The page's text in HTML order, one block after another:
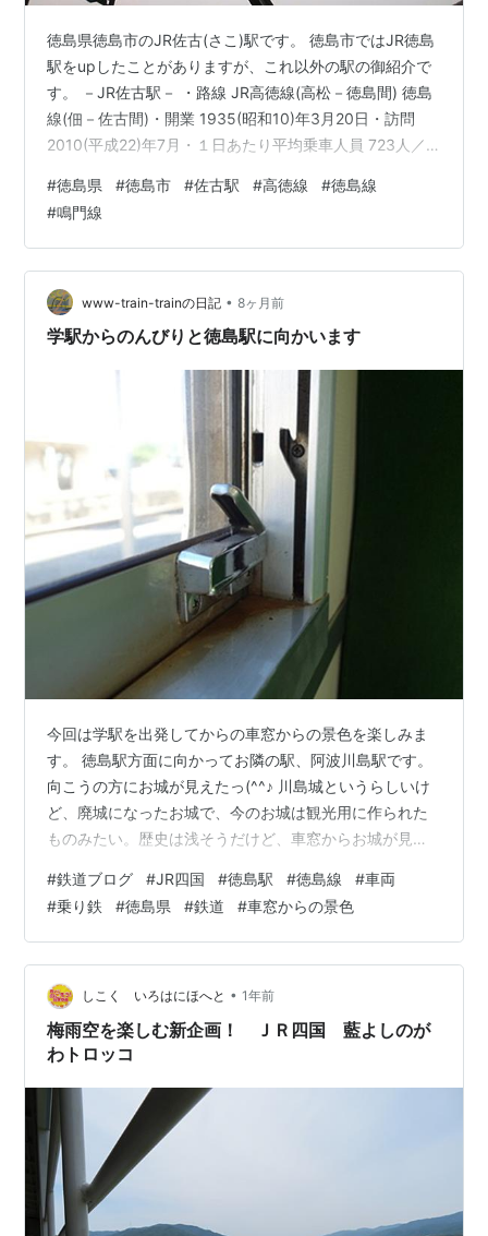
徳島県徳島市のJR佐古(さこ)駅です。 徳島市ではJR徳島
駅をupしたことがありますが、これ以外の駅の御紹介で
す。 －JR佐古駅－ ・路線 JR高徳線(高松－徳島間) 徳島
線(佃－佐古間)・開業 1935(昭和10)年3月20日・訪問
2010(平成22)年7月・１日あたり平均乗車人員 723人／
島方面) 徳島駅⇒隣駅 (佃方面) 石井駅⇒4駅 ・鉄道での所
要時間 東京駅から：6時間22分 大阪駅から：4時間25分
※AM9:00発での最短時間・駅規模ランク ホーム
★★☆☆☆ …1面2線 跨線橋 ★★★☆☆ …高架駅舎 駅
舎…
#徳島県 #徳島市 #佐古駅 #高徳線 #徳島線
#鳴門線
www-train-trainの日記 • 8ヶ月前
学駅からのんびりと徳島駅に向かいます
今回は学駅を出発してからの車窓からの景色を楽しみま
す。 徳島駅方面に向かってお隣の駅、阿波川島駅です。
向こうの方にお城が見えたっ(^^♪ 川島城というらしいけ
ど、廃城になったお城で、今のお城は観光用に作られた
ものみたい。歴史は浅そうだけど、車窓からお城が見え
つもあるから大きな駅の方かな。特急車両にも出会え
た。うれし(≧▽≦) さあ、ぐんぐんと徳島駅方面に向かっ
て進みます。 車窓からの景色・・・て。自分で撮ってお
いてなんですが、あまりにのどかな景色すぎて、どこぞ
の手入れなしの庭にしか見えへんがな・・・(*´Д｀) こ
れ、車窓からホームを…
#鉄道ブログ #JR四国 #徳島駅 #徳島線 #車両
#乗り鉄 #徳島県 #鉄道 #車窓からの景色
しこく いろはにほへと • 1年前
梅雨空を楽しむ新企画！ ＪＲ四国 藍よしのが
わトロッコ